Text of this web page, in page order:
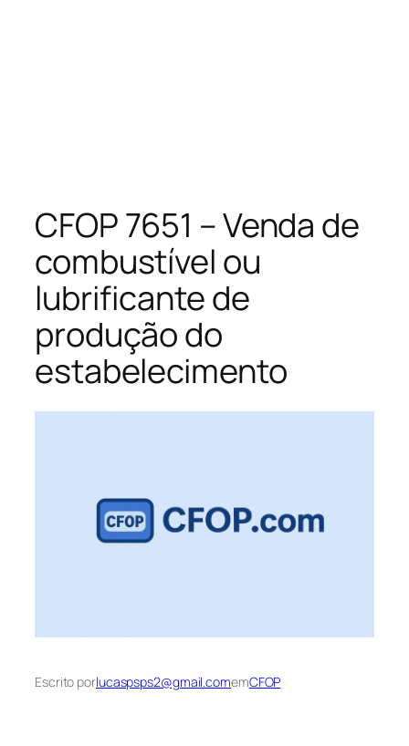
CFOP 7651 – Venda de
combustível ou
lubrificante de
produção do
estabelecimento
Escrito porlucaspsps2@gmail.comemCFOP